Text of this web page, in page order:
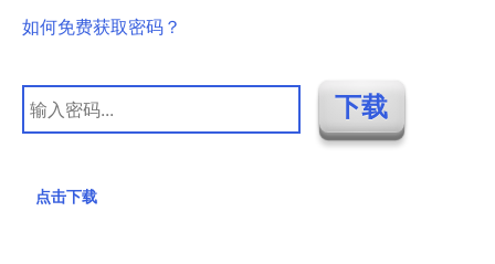
如何免费获取密码？
点击下载